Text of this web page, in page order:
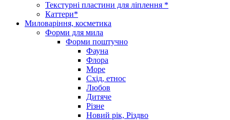
Текстурні пластини для ліплення *
Каттери*
Миловаріння, косметика
Форми для мила
Форми поштучно
Фауна
Флора
Море
Схід, етнос
Любов
Дитяче
Різне
Новий рік, Різдво